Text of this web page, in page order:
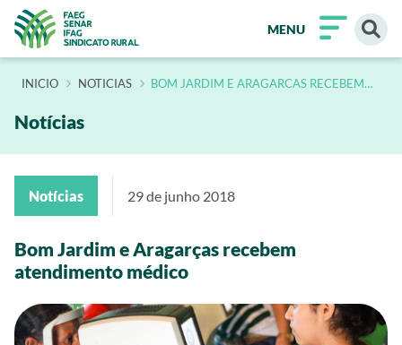
MENU
INÍCIO NOTICIAS BOM JARDIM E ARAGARCAS RECEBEM
Notícias
Notícias 29 de junho 2018
Bom Jardim e Aragarças recebem
atendimento médico